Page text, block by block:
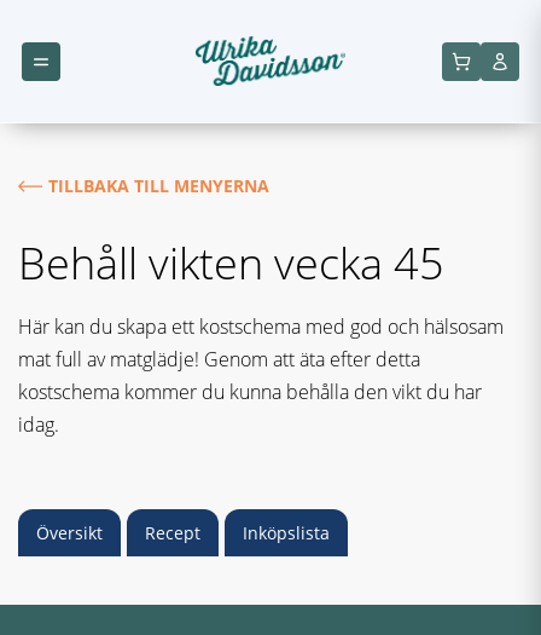
TILLBAKA TILL MENYERNA
Behåll vikten vecka 45
Här kan du skapa ett kostschema med god och hälsosam
mat full av matglädje! Genom att äta efter detta
kostschema kommer du kunna behålla den vikt du har
idag.
Översikt Recept Inköpslista